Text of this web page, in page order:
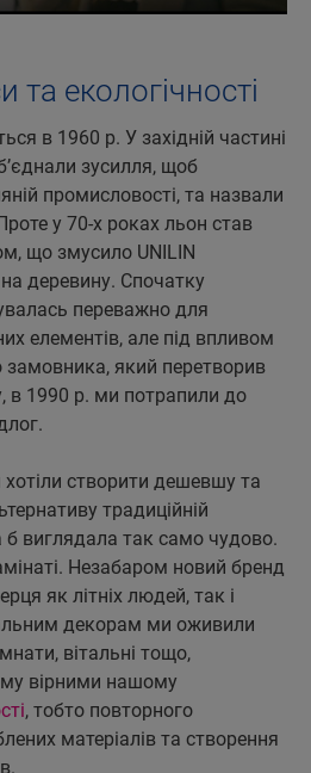
та екологічності
в 1960 р. У західній частині
зусилля, щоб
промисловості, та назвали
у 70-х роках льон став
що змусило UNILIN
деревину. Спочатку
переважно для
елементів, але під впливом
замовника, який перетворив
в 1990 р. ми потрапили до
створити дешевшу та
традиційній
б виглядала так само чудово.
Незабаром новий бренд
як літніх людей, так і
декорам ми оживили
вітальні тощо,
вірними нашому
, тобто повторного
матеріалів та створення